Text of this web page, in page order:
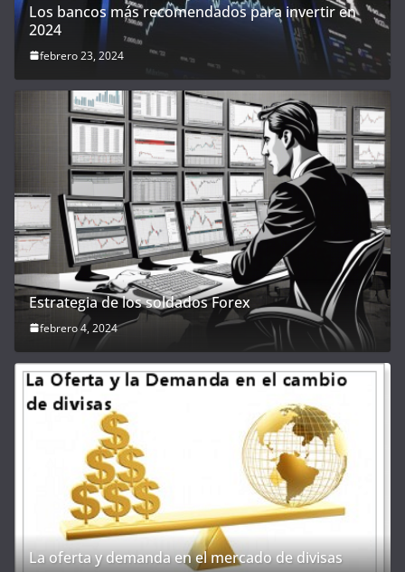
Los bancos más recomendados para invertir en
2024
febrero 23, 2024
Estrategia de los soldados Forex
febrero 4, 2024
La oferta y demanda en el mercado de divisas